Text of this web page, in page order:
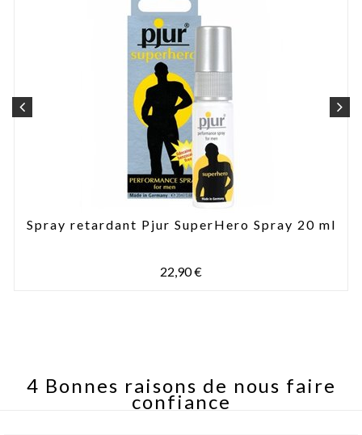
Spray retardant Pjur SuperHero Spray 20 ml
22,90 €
4 Bonnes raisons de nous faire
confiance